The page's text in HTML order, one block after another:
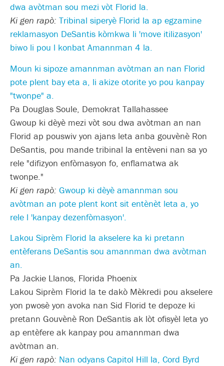
dwa avòtman sou mezi vòt Florid la.
Ki gen rapò: Tribinal siperyè Florid la ap egzamine
reklamasyon DeSantis kòmkwa li 'move itilizasyon'
biwo li pou l konbat Amannman 4 la.
Moun ki sipoze amannman avòtman an nan Florid
pote plent bay eta a, li akize otorite yo pou kanpay
"twonpe" a.
Pa Douglas Soule, Demokrat Tallahassee
Gwoup ki dèyè mezi vòt sou dwa avòtman an nan
Florid ap pouswiv yon ajans leta anba gouvènè Ron
DeSantis, pou mande tribinal la entèveni nan sa yo
rele "difizyon enfòmasyon fo, enflamatwa ak
twonpe."
Ki gen rapò: Gwoup ki dèyè amannman sou
avòtman an pote plent kont sit entènèt leta a, yo
rele l 'kanpay dezenfòmasyon'.
Lakou Siprèm Florid la akselere ka ki pretann
entèferans DeSantis sou amannman dwa avòtman
an.
Pa Jackie Llanos, Florida Phoenix
Lakou Siprèm Florid la te dakò Mèkredi pou akselere
yon pwosè yon avoka nan Sid Florid te depoze ki
pretann Gouvènè Ron DeSantis ak lòt ofisyèl leta yo
ap entèfere ak kanpay pou amannman dwa
avòtman an.
Ki gen rapò: Nan odyans Capitol Hill la, Cord Byrd